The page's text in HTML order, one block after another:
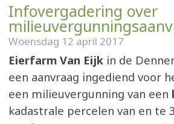
Infovergadering over
Woensdag 12 april 2017
Eierfarm Van Eijk in de
een aanvraag ingediend voor
een milieuvergunning van een
kadastrale percelen van en te